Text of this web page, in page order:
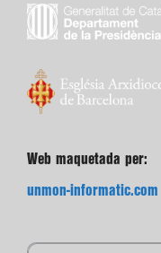
Web maquetada per:
unmon-informatic.com